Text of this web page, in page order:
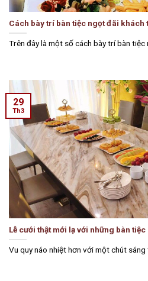
Cách bày trí bàn tiệc ngọt đãi khách
Trên đây là một số cách bày trí bàn tiệc
Lễ cưới thật mới lạ với những bàn
Vu quy náo nhiệt hơn với một chút
29
Th3